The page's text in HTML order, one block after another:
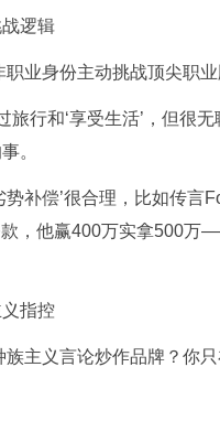
逻辑
职业身份主动挑战顶尖职业
旅行和‘享受生活’，但很
。
势补偿’很合理，比如传言
款，他赢400万实拿500万
指控
族主义言论炒作品牌？你